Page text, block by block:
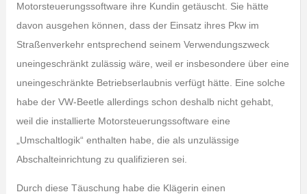
Motorsteuerungssoftware ihre Kundin getäuscht. Sie hätte
davon ausgehen können, dass der Einsatz ihres Pkw im
Straßenverkehr entsprechend seinem Verwendungszweck
uneingeschränkt zulässig wäre, weil er insbesondere über eine
uneingeschränkte Betriebserlaubnis verfügt hätte. Eine solche
habe der VW-Beetle allerdings schon deshalb nicht gehabt,
weil die installierte Motorsteuerungssoftware eine
„Umschaltlogik“ enthalten habe, die als unzulässige
Abschalteinrichtung zu qualifizieren sei.
Durch diese Täuschung habe die Klägerin einen